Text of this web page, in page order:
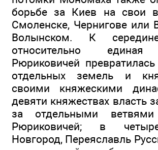
борьбе за Киев на свои
Смоленске, Чернигове или
Волынском. К
относительно
Рюриковичей
отдельных земель и
своими княжескими
девяти княжествах власть
за отдельными ветвями
Рюриковичей; в
Новгород, Переяславль